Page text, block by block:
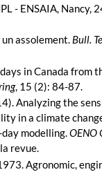
- ENSAIA, Nancy,
assolement. Bull.
in Canada from
, 15 (2): 84-87.
Analyzing the
in a climate
modelling.OENO
revue.
Agronomic,